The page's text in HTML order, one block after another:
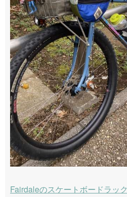
Fairdaleのスケートボードラック